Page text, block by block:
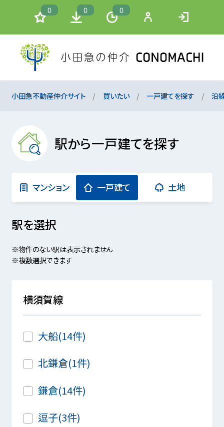
0 0 0
小田急不動産仲介サイト 買いたい 一戸建てを探す 沿
駅から一戸建てを探す
マンション 一戸建て 土地
駅を選択
※物件のない駅は表示されません
※複数選択できます
横須賀線
大船(14件)
北鎌倉(1件)
鎌倉(14件)
逗子(3件)